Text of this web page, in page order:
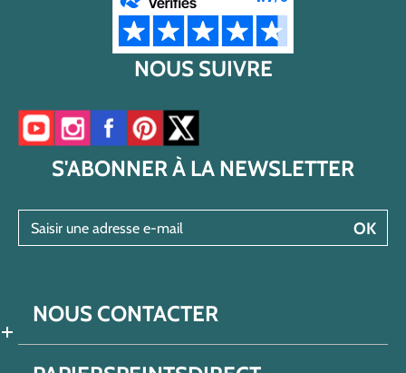
NOUS SUIVRE
Accéder à notre chaîne YouTube
Accéder à notre compte Instagram
Accéder à notre page Facebook
Accéder à notre compte Pinterest
Accéder à notre compte Twitter/X
S'ABONNER À LA NEWSLETTER
OK
NOUS CONTACTER